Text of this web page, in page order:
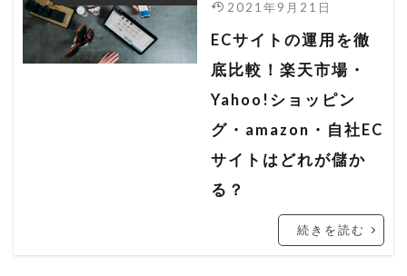
2021年9月21日
ECサイトの運用を徹
底比較！楽天市場・
Yahoo!ショッピン
グ・amazon・自社EC
サイトはどれが儲か
る？
続きを読む
ヤフーショッピング 売上
ヤフーショッピング 売上アップ
レスポンシブ ワンタリフ
商品説明
料率
検索ロジック